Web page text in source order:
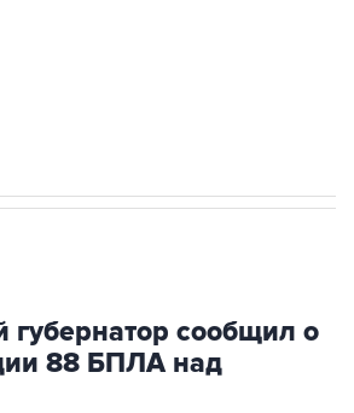
губернатор сообщил о
88 БПЛА над